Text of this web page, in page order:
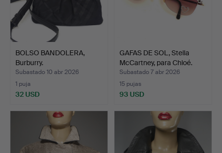
BOLSO BANDOLERA,
Burburry.
Subastado 10 abr 2026
1 puja
32 USD
GAFAS DE SOL, Stella
McCartney, para Chloé.
Subastado 7 abr 2026
15 pujas
93 USD